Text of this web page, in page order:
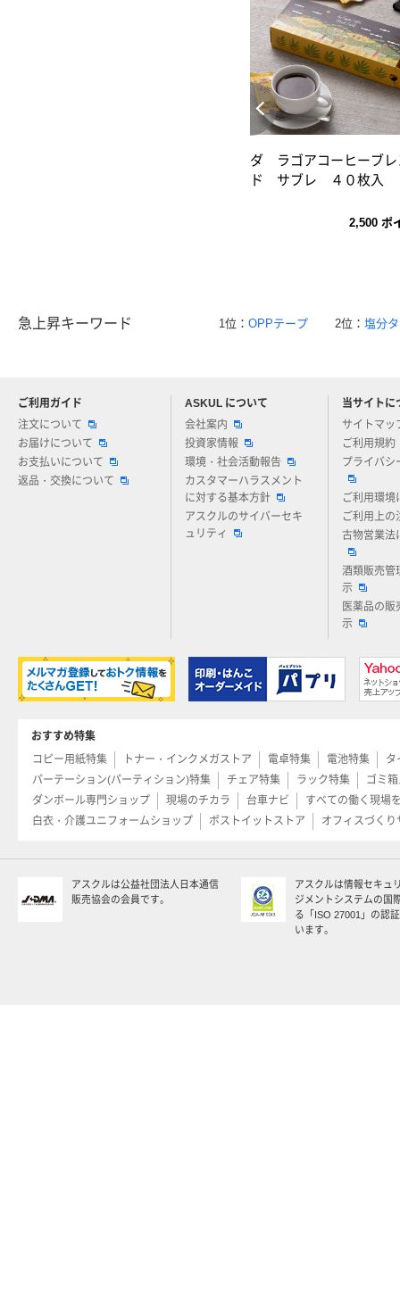
ダ ラゴアコーヒーブレ
ド サブレ ４０枚入
2,500 ポ
急上昇キーワード 1位： OPPテープ 2位： 塩分
ご利用ガイド
注文について
お届けについて
お支払いについて
返品・交換について
ASKUL について
会社案内
投資家情報
環境・社会活動報告
カスタマーハラスメント
に対する基本方針
アスクルのサイバーセキ
ュリティ
当サイトに
サイトマッ
ご利用規約
プライバシ
ご利用環境
ご利用上の
古物営業法
酒類販売管
示
医薬品の販
示
アスクルについてお気軽にご質問ください
おすすめ特集
コピー用紙特集
トナー・インクメガストア 電卓特集 電池特集
タ
パーテーション(パーティション)特集
チェア特集 ラック特集
ゴミ
ダンボール専門ショップ
現場のチカラ 台車ナビ
すべての働く現場
白衣・介護ユニフォームショップ
ポストイットストア オフィスづくり
アスクルは公益社団法人日本通信
販売協会の会員です。
アスクルは情報セキュ
ジメントシステムの国
る「ISO 27001」の認
います。